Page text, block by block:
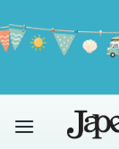
to
content